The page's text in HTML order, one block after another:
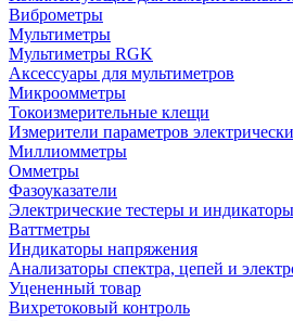
Виброметры
Мультиметры
Мультиметры RGK
Аксессуары для мультиметров
Микроомметры
Токоизмерительные клещи
Измерители параметров
Миллиомметры
Омметры
Фазоуказатели
Электрические тестеры и
Ваттметры
Индикаторы напряжения
Анализаторы спектра, цепей и
Уцененный товар
Вихретоковый контроль